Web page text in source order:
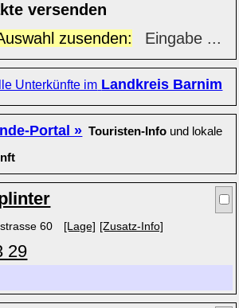
versenden
zusenden:
Eingabe ...
Unterkünfte im Landkreis Barnim
Portal » Touristen-Info und lokale
60 [Lage] [Zusatz-Info]
29